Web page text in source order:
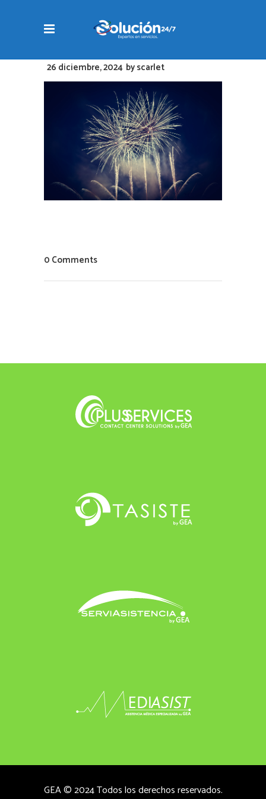
26 diciembre, 2024 byscarlet
0 Comments
GEA © 2024 Todos los derechos reservados.